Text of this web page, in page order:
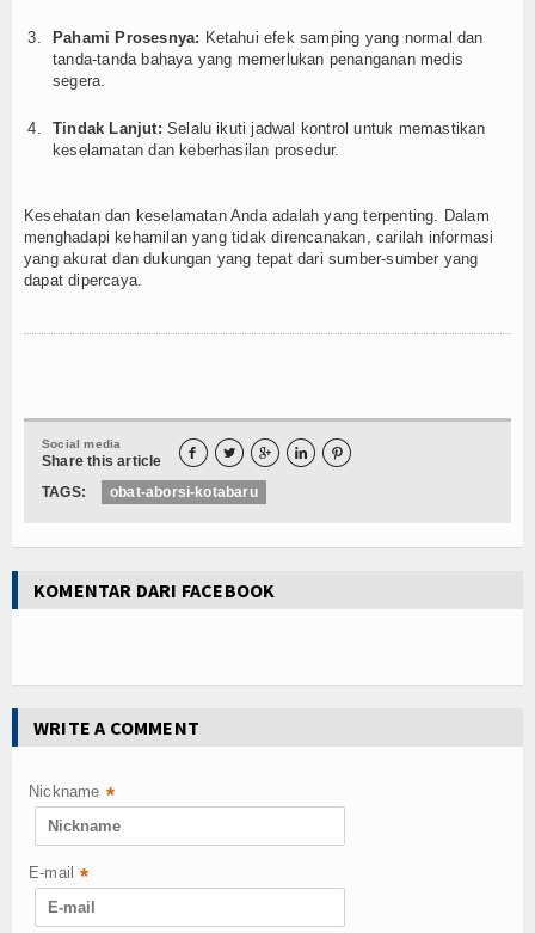
Pahami Prosesnya: Ketahui efek samping yang normal dan
tanda-tanda bahaya yang memerlukan penanganan medis
segera.
Tindak Lanjut: Selalu ikuti jadwal kontrol untuk memastikan
keselamatan dan keberhasilan prosedur.
Kesehatan dan keselamatan Anda adalah yang terpenting. Dalam
menghadapi kehamilan yang tidak direncanakan, carilah informasi
yang akurat dan dukungan yang tepat dari sumber-sumber yang
dapat dipercaya.
Social media
Share this article     
TAGS: obat-aborsi-kotabaru
KOMENTAR DARI FACEBOOK
WRITE A COMMENT
Nickname *
E-mail *